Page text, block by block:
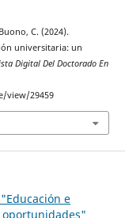
C. (2024).
universitaria: un
Digital Del Doctorado En
view/29459
e